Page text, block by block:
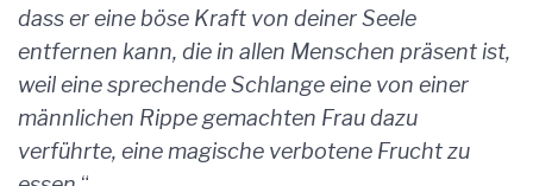
dass er eine böse Kraft von deiner Seele
entfernen kann, die in allen Menschen präsent ist,
weil eine sprechende Schlange eine von einer
männlichen Rippe gemachten Frau dazu
verführte, eine magische verbotene Frucht zu